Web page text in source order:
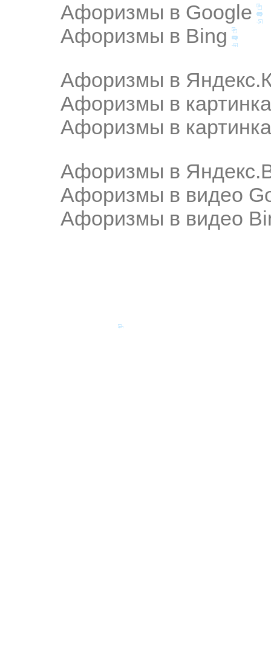
Афоризмы в Google
Афоризмы в Bing
Афоризмы в
Афоризмы в
Афоризмы в
Афоризмы в
Афоризмы в видео
Афоризмы в видео